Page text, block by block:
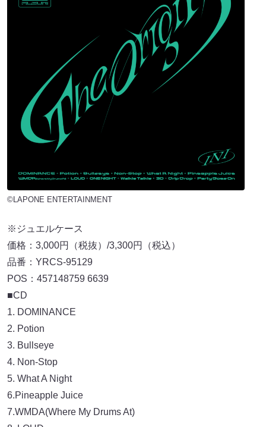
©LAPONE ENTERTAINMENT
※ジュエルケース
価格：3,000円（税抜）/3,300円（税込）
品番：YRCS-95129
POS：457148759 6639
■CD
1. DOMINANCE
2. Potion
3. Bullseye
4. Non-Stop
5. What A Night
6.Pineapple Juice
7.WMDA(Where My Drums At)